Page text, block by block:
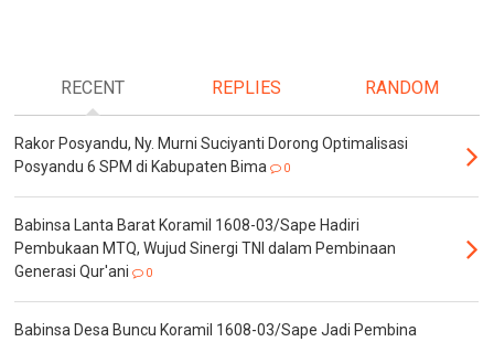
RECENT REPLIES RANDOM
Rakor Posyandu, Ny. Murni Suciyanti Dorong Optimalisasi
Posyandu 6 SPM di Kabupaten Bima
0
Babinsa Lanta Barat Koramil 1608-03/Sape Hadiri
Pembukaan MTQ, Wujud Sinergi TNI dalam Pembinaan
Generasi Qur'ani
0
Babinsa Desa Buncu Koramil 1608-03/Sape Jadi Pembina